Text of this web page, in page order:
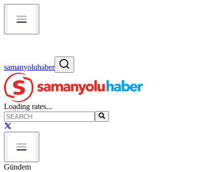
samanyoluhaber
Loading rates...
Gündem